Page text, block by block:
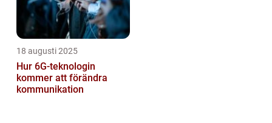
18 augusti 2025
Hur 6G-teknologin
kommer att förändra
kommunikation